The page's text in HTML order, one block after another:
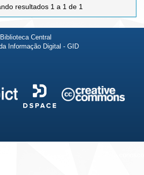
resultados 1 a 1 de 1
Central
Informação Digital - GID